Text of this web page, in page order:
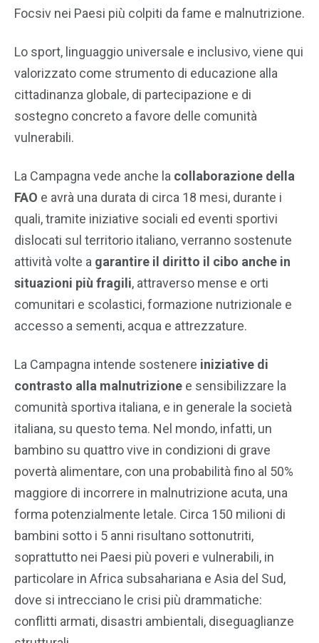
Focsiv nei Paesi più colpiti da fame e malnutrizione.
Lo sport, linguaggio universale e inclusivo, viene qui
valorizzato come strumento di educazione alla
cittadinanza globale, di partecipazione e di
sostegno concreto a favore delle comunità
vulnerabili.
La Campagna vede anche la collaborazione della
FAO e avrà una durata di circa 18 mesi, durante i
quali, tramite iniziative sociali ed eventi sportivi
dislocati sul territorio italiano, verranno sostenute
attività volte a garantire il diritto il cibo anche in
situazioni più fragili, attraverso mense e orti
comunitari e scolastici, formazione nutrizionale e
accesso a sementi, acqua e attrezzature.
La Campagna intende sostenere iniziative di
contrasto alla malnutrizione e sensibilizzare la
comunità sportiva italiana, e in generale la società
italiana, su questo tema. Nel mondo, infatti, un
bambino su quattro vive in condizioni di grave
povertà alimentare, con una probabilità fino al 50%
maggiore di incorrere in malnutrizione acuta, una
forma potenzialmente letale. Circa 150 milioni di
bambini sotto i 5 anni risultano sottonutriti,
soprattutto nei Paesi più poveri e vulnerabili, in
particolare in Africa subsahariana e Asia del Sud,
dove si intrecciano le crisi più drammatiche:
conflitti armati, disastri ambientali, diseguaglianze